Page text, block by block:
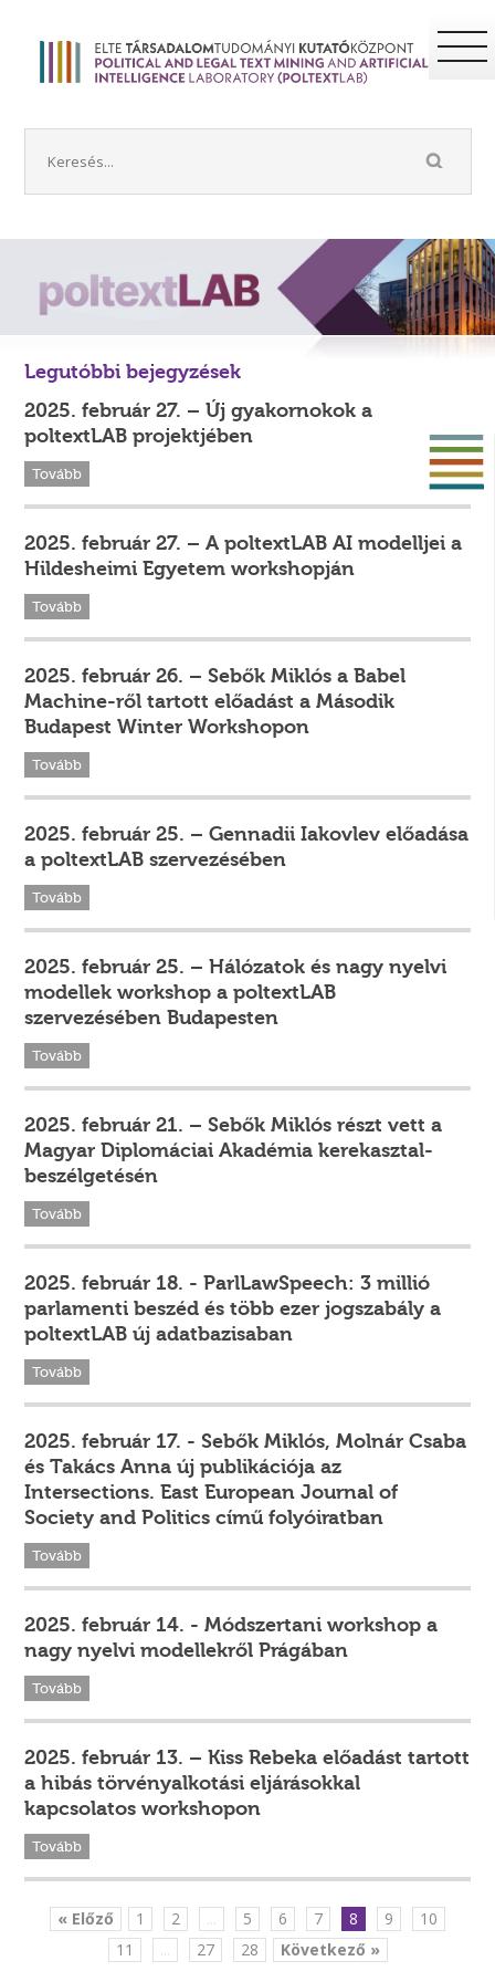
Legutóbbi bejegyzések
2025. február 27. – Új gyakornokok a
poltextLAB projektjében
Tovább
2025. február 27. – A poltextLAB AI modelljei a
Hildesheimi Egyetem workshopján
Tovább
2025. február 26. – Sebők Miklós a Babel
Machine-ről tartott előadást a Második
Budapest Winter Workshopon
Tovább
2025. február 25. – Gennadii Iakovlev előadása
a poltextLAB szervezésében
Tovább
2025. február 25. – Hálózatok és nagy nyelvi
modellek workshop a poltextLAB
szervezésében Budapesten
Tovább
2025. február 21. – Sebők Miklós részt vett a
Magyar Diplomáciai Akadémia kerekasztal-
beszélgetésén
Tovább
2025. február 18. - ParlLawSpeech: 3 millió
parlamenti beszéd és több ezer jogszabály a
poltextLAB új adatbazisaban
Tovább
2025. február 17. - Sebők Miklós, Molnár Csaba
és Takács Anna új publikációja az
Intersections. East European Journal of
Society and Politics című folyóiratban
Tovább
2025. február 14. - Módszertani workshop a
nagy nyelvi modellekről Prágában
Tovább
2025. február 13. – Kiss Rebeka előadást tartott
a hibás törvényalkotási eljárásokkal
kapcsolatos workshopon
Tovább
« Előző 1 2 ... 5 6 7 8 9
10
11
... 27 28 Következő »